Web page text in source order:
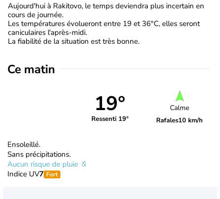
Aujourd'hui à Rakitovo, le temps deviendra plus incertain en
cours de journée.
Les températures évolueront entre 19 et 36°C, elles seront
caniculaires l'après-midi.
La fiabilité de la situation est très bonne.
Ce matin
19°
Ressenti 19°
Calme
Rafales10 km/h
Ensoleillé.
Sans précipitations.
Aucun risque de pluie
Indice UV7 Fort